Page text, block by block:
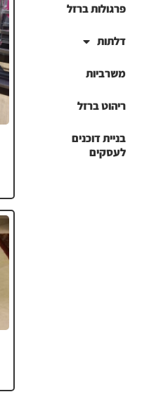
פרגולות ברזל
דלתות
משרביות
ריהוט ברזל
בניית דוכנים
לעסקים